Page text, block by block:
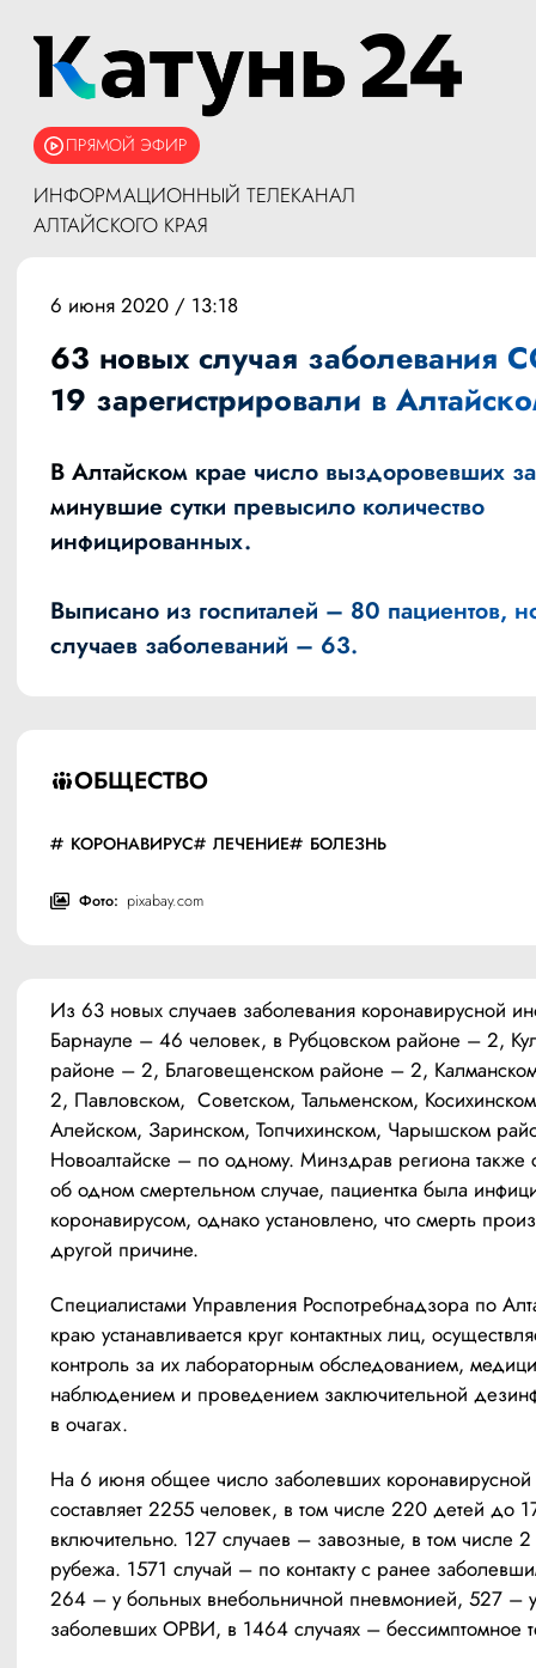
ПРЯМОЙ ЭФИР
ИНФОРМАЦИОННЫЙ ТЕЛЕКАНАЛ
АЛТАЙСКОГО КРАЯ
ОБЩЕСТВО
КОРОНАВИРУС ЛЕЧЕНИЕ БОЛЕЗНЬ
Фото: pixabay.com
6 июня 2020 / 13:18
63 новых случая заболевания
19 зарегистрировали в
В Алтайском крае число выздоровевших за
минувшие сутки превысило количество
инфицированных.
Выписано из госпиталей – 80 пациентов,
случаев заболеваний – 63.
Из 63 новых случаев заболевания коронавирусной
Барнауле – 46 человек, в Рубцовском районе – 2,
районе – 2, Благовещенском районе – 2,
2, Павловском,  Советском, Тальменском,
Алейском, Заринском, Топчихинском, Чарышском
Новоалтайске – по одному. Минздрав региона
об одном смертельном случае, пациентка была
коронавирусом, однако установлено, что смерть
другой причине.
Специалистами Управления Роспотребнадзора по
краю устанавливается круг контактных лиц,
контроль за их лабораторным обследованием,
наблюдением и проведением заключительной
в очагах.
На 6 июня общее число заболевших
составляет 2255 человек, в том числе 220 детей до
включительно. 127 случаев – завозные, в том числе
рубежа. 1571 случай – по контакту с ранее
264 – у больных внебольничной пневмонией, 527 – у
заболевших ОРВИ, в 1464 случаях – бессимптомное